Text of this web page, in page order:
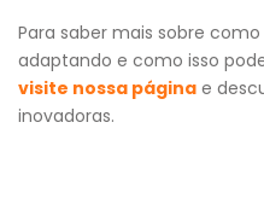
Para saber mais sobre como
adaptando e como isso
visite nossa página e
inovadoras.